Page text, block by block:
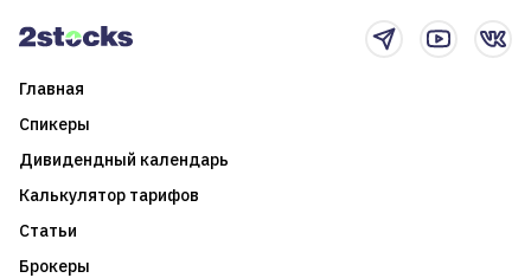
Главная
Спикеры
Дивидендный календарь
Калькулятор тарифов
Статьи
Брокеры